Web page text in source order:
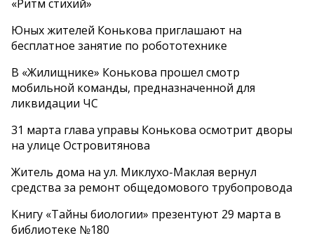
«Ритм стихий»
Юных жителей Конькова приглашают на
бесплатное занятие по робототехнике
В «Жилищнике» Конькова прошел смотр
мобильной команды, предназначенной для
ликвидации ЧС
31 марта глава управы Конькова осмотрит дворы
на улице Островитянова
Житель дома на ул. Миклухо-Маклая вернул
средства за ремонт общедомового трубопровода
Книгу «Тайны биологии» презентуют 29 марта в
библиотеке №180